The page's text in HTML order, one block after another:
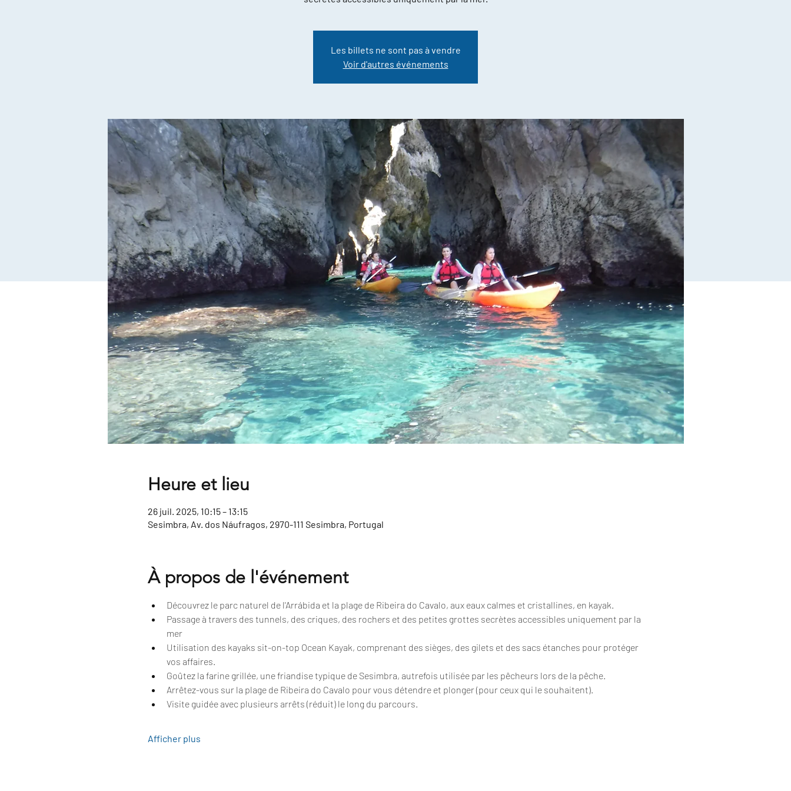
Les billets ne sont pas à vendre
Voir d'autres événements
Heure et lieu
26 juil. 2025, 10:15 – 13:15
Sesimbra, Av. dos Náufragos, 2970-111 Sesimbra, Portugal
À propos de l'événement
Découvrez le parc naturel de l'Arrábida et la plage de Ribeira do Cavalo, aux eaux calmes et cristallines, en kayak.
Passage à travers des tunnels, des criques, des rochers et des petites grottes secrètes accessibles uniquement par la
mer
Utilisation des kayaks sit-on-top Ocean Kayak, comprenant des sièges, des gilets et des sacs étanches pour protéger
vos affaires.
Goûtez la farine grillée, une friandise typique de Sesimbra, autrefois utilisée par les pêcheurs lors de la pêche.
Arrêtez-vous sur la plage de Ribeira do Cavalo pour vous détendre et plonger (pour ceux qui le souhaitent).
Visite guidée avec plusieurs arrêts (réduit) le long du parcours.
Afficher plus